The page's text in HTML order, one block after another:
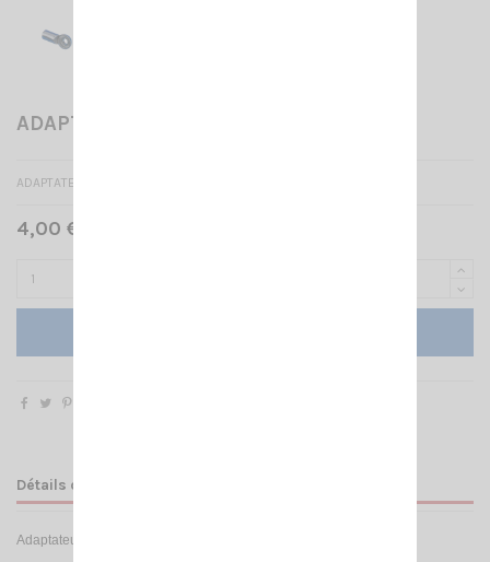
ADAPTATEUR SP 3/8 SIRIO
ADAPTATEUR SPHERIQUE SP 3/8
4,00 € TTC
Détails du produit
Adaptateur